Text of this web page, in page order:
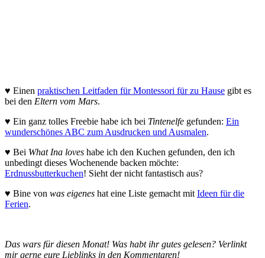
♥ Einen praktischen Leitfaden für Montessori für zu Hause gibt es
bei den Eltern vom Mars.
♥ Ein ganz tolles Freebie habe ich bei Tintenelfe gefunden: Ein
wunderschönes ABC zum Ausdrucken und Ausmalen.
♥ Bei What Ina loves habe ich den Kuchen gefunden, den ich
unbedingt dieses Wochenende backen möchte:
Erdnussbutterkuchen! Sieht der nicht fantastisch aus?
♥ Bine von was eigenes hat eine Liste gemacht mit Ideen für die
Ferien.
Das wars für diesen Monat! Was habt ihr gutes gelesen? Verlinkt
mir gerne eure Lieblinks in den Kommentaren!